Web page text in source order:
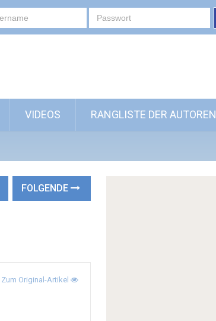
VIDEOS RANGLISTE DER AUTOREN
FOLGENDE
Zum Original-Artikel